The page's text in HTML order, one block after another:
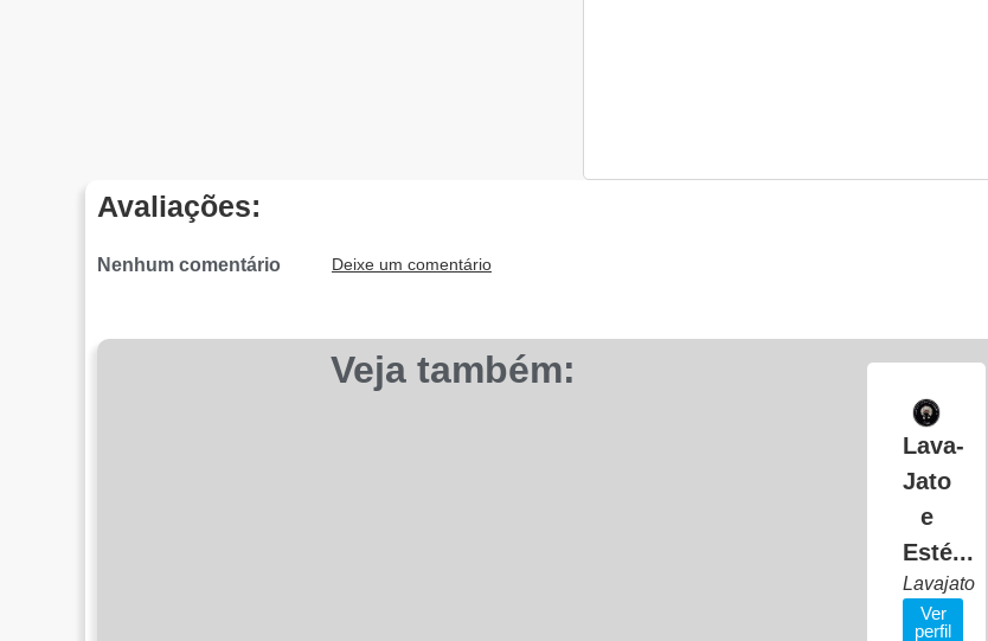
Avaliações:
Nenhum comentário Deixe um comentário
Veja também:
Lava-
Jato
e
Esté...
Lavajato
Ver
perfil